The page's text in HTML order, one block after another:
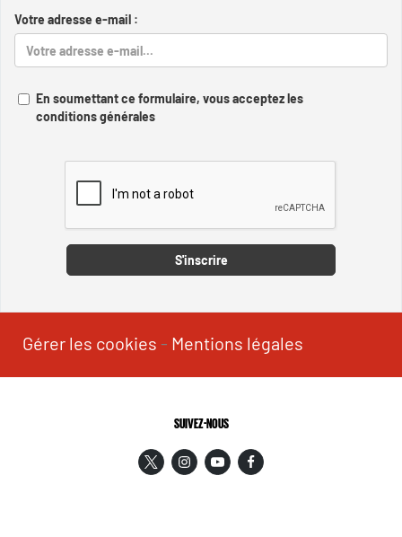
Votre adresse e-mail :
En soumettant ce formulaire, vous acceptez les
conditions générales
S'inscrire
Gérer les cookies - Mentions légales
SUIVEZ-NOUS